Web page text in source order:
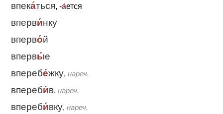
впека́ться, -а́ется
вперви́нку
вперво́й
впервы́е
вперебе́жку, нареч.
впереби́в, нареч.
впереби́вку, нареч.